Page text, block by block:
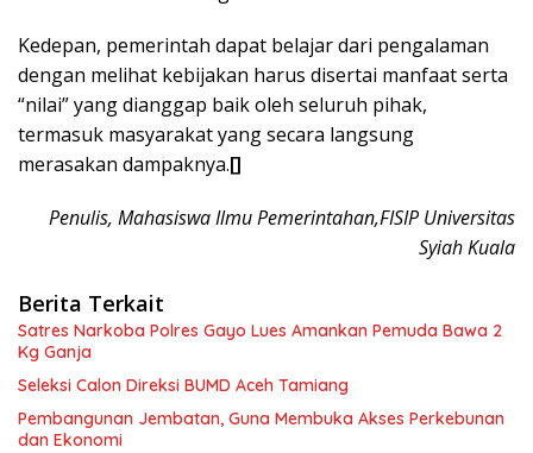
Kedepan, pemerintah dapat belajar dari pengalaman
dengan melihat kebijakan harus disertai manfaat serta
“nilai” yang dianggap baik oleh seluruh pihak,
termasuk masyarakat yang secara langsung
merasakan dampaknya.[]
Penulis, Mahasiswa Ilmu Pemerintahan,FISIP Universitas
Syiah Kuala
Berita Terkait
Satres Narkoba Polres Gayo Lues Amankan Pemuda Bawa 2
Kg Ganja
Seleksi Calon Direksi BUMD Aceh Tamiang
Pembangunan Jembatan, Guna Membuka Akses Perkebunan
dan Ekonomi